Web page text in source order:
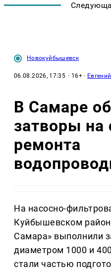
Новокуйбышевск
06.08.2026, 17:35 · 16+ ·
В Самаре
затворы на
ремонта
На насосно-
Куйбышевском
Самара» выполнили
диаметром 1000 и
стали частью